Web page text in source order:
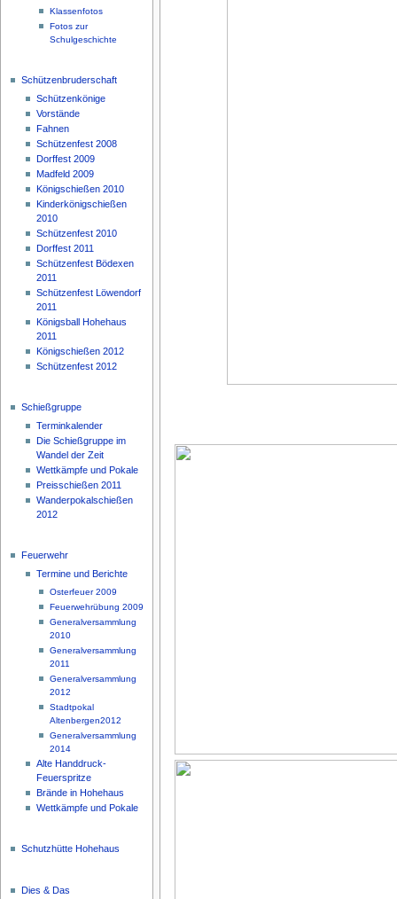
Klassenfotos
Fotos zur
Schulgeschichte
Schützenbruderschaft
Schützenkönige
Vorstände
Fahnen
Schützenfest 2008
Dorffest 2009
Madfeld 2009
Königschießen 2010
Kinderkönigschießen
2010
Schützenfest 2010
Dorffest 2011
Schützenfest Bödexen
2011
Schützenfest Löwendorf
2011
Königsball Hohehaus
2011
Königschießen 2012
Schützenfest 2012
Schießgruppe
Terminkalender
Die Schießgruppe im
Wandel der Zeit
Wettkämpfe und Pokale
Preisschießen 2011
Wanderpokalschießen
2012
Feuerwehr
Termine und Berichte
Osterfeuer 2009
Feuerwehrübung 2009
Generalversammlung
2010
Generalversammlung
2011
Generalversammlung
2012
Stadtpokal
Altenbergen2012
Generalversammlung
2014
Alte Handdruck-
Feuerspritze
Brände in Hohehaus
Wettkämpfe und Pokale
Schutzhütte Hohehaus
Dies & Das